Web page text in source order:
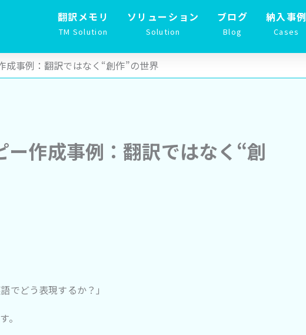
翻訳メモリ
TM Solution
ソリューション
Solution
ブログ
Blog
納入事例
Cases
成事例：翻訳ではなく“創作”の世界
ー作成事例：翻訳ではなく“創
でどう表現するか？」
。